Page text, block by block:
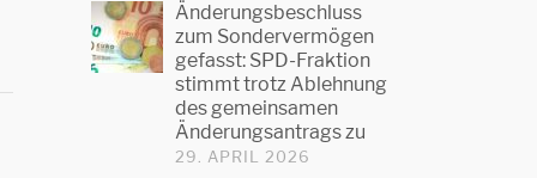
Änderungsbeschluss
zum Sondervermögen
gefasst: SPD-Fraktion
stimmt trotz Ablehnung
des gemeinsamen
Änderungsantrags zu
29. APRIL 2026